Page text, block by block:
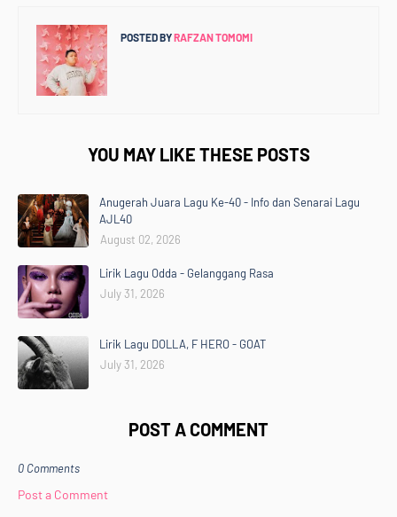
POSTED BYRAFZAN TOMOMI
YOU MAY LIKE THESE POSTS
Anugerah Juara Lagu Ke-40 - Info dan Senarai Lagu
AJL40
August 02, 2026
Lirik Lagu Odda - Gelanggang Rasa
July 31, 2026
Lirik Lagu DOLLA, F HERO - GOAT
July 31, 2026
POST A COMMENT
0 Comments
Post a Comment